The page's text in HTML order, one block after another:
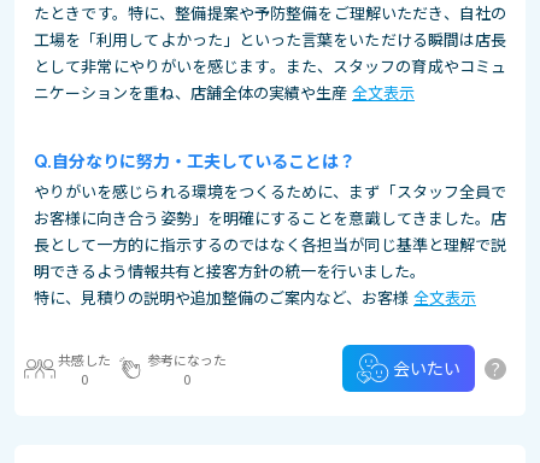
たときです。特に、整備提案や予防整備をご理解いただき、自社の
工場を「利用してよかった」といった言葉をいただける瞬間は店長
として非常にやりがいを感じます。また、スタッフの育成やコミュ
ニケーションを重ね、店舗全体の実績や生産 全文表示
自分なりに努力・工夫していることは？
やりがいを感じられる環境をつくるために、まず「スタッフ全員で
お客様に向き合う姿勢」を明確にすることを意識してきました。店
長として一方的に指示するのではなく各担当が同じ基準と理解で説
明できるよう情報共有と接客方針の統一を行いました。
特に、見積りの説明や追加整備のご案内など、お客様 全文表示
共感した
0
参考になった
0
会いたい ?